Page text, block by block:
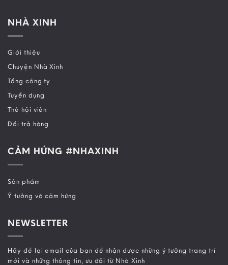
NHÀ XINH
Giới thiệu
Chuyện Nhà Xinh
Tổng công ty
Tuyển dụng
Thẻ hội viên
Đổi trả hàng
CẢM HỨNG #NHAXINH
Sản phẩm
Ý tưởng và cảm hứng
NEWSLETTER
Hãy để lại email của bạn để nhận được những ý tưởng trang trí
mới và những thông tin, ưu đãi từ Nhà Xinh